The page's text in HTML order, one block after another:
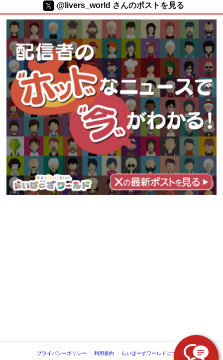
@livers_world さんのポストを見る
プライバシーポリシー 利用規約 らいばーずワールドについて